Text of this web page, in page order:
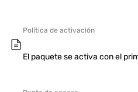
Política de activación
El paquete se activa con el